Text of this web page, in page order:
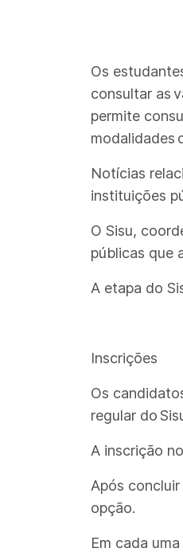
Os
consultar as
permite
modalidades
Notícias
instituições
O Sisu,
públicas que
A etapa do
Inscrições
Os
regular do
A inscrição
Após
opção.
Em cada